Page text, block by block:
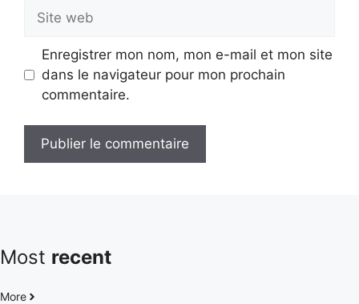
web
Enregistrer mon nom, mon e-mail et mon site
dans le navigateur pour mon prochain
commentaire.
Most recent
More